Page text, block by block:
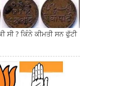
? ਕਿੰਨੇ ਕੀਮਤੀ ਸਨ ਫੁੱਟੀ